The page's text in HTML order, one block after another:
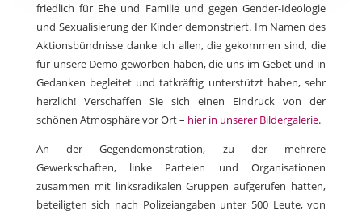
friedlich für Ehe und Familie und gegen Gender-Ideologie
und Sexualisierung der Kinder demonstriert. Im Namen des
Aktionsbündnisse danke ich allen, die gekommen sind, die
für unsere Demo geworben haben, die uns im Gebet und in
Gedanken begleitet und tatkräftig unterstützt haben, sehr
herzlich! Verschaffen Sie sich einen Eindruck von der
schönen Atmosphäre vor Ort – hier in unserer Bildergalerie.
An der Gegendemonstration, zu der mehrere
Gewerkschaften, linke Parteien und Organisationen
zusammen mit linksradikalen Gruppen aufgerufen hatten,
beteiligten sich nach Polizeiangaben unter 500 Leute, von